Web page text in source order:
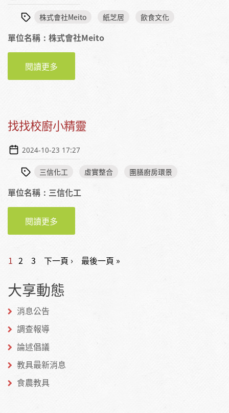
株式會社Meito 紙芝居 飲食文化
單位名稱：株式會社Meito
閱讀更多
找找校廚小精靈
2024-10-23 17:27
三信化工 虛實整合 團膳廚房環景
單位名稱：三信化工
閱讀更多
頁面
1 2 3 下一頁 › 最後一頁 »
大享動態
消息公告
調查報導
論述倡議
教具最新消息
食農教具